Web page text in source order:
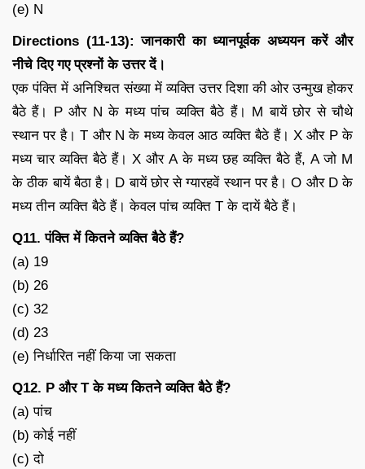
(e) N
Directions (11-13): जानकारी का ध्यानपूर्वक अध्ययन करें और
नीचे दिए गए प्रश्नों के उत्तर दें।
एक पंक्ति में अनिश्चित संख्या में व्यक्ति उत्तर दिशा की ओर उन्मुख होकर
बैठे हैं। P और N के मध्य पांच व्यक्ति बैठे हैं। M बायें छोर से चौथे
स्थान पर है। T और N के मध्य केवल आठ व्यक्ति बैठे हैं। X और P के
मध्य चार व्यक्ति बैठे हैं। X और A के मध्य छह व्यक्ति बैठे हैं, A जो M
के ठीक बायें बैठा है। D बायें छोर से ग्यारहवें स्थान पर है। O और D के
मध्य तीन व्यक्ति बैठे हैं। केवल पांच व्यक्ति T के दायें बैठे हैं।
Q11. पंक्ति में कितने व्यक्ति बैठे हैं?
(a) 19
(b) 26
(c) 32
(d) 23
(e) निर्धारित नहीं किया जा सकता
Q12. P और T के मध्य कितने व्यक्ति बैठे हैं?
(a) पांच
(b) कोई नहीं
(c) दो